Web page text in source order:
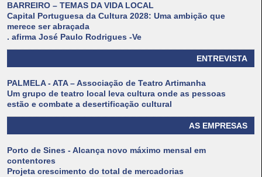
BARREIRO – TEMAS DA VIDA LOCAL
Capital Portuguesa da Cultura 2028: Uma ambição que
merece ser abraçada
. afirma José Paulo Rodrigues -Ve
ENTREVISTA
PALMELA - ATA – Associação de Teatro Artimanha
Um grupo de teatro local leva cultura onde as pessoas
estão e combate a desertificação cultural
AS EMPRESAS
Porto de Sines - Alcança novo máximo mensal em
contentores
Projeta crescimento do total de mercadorias